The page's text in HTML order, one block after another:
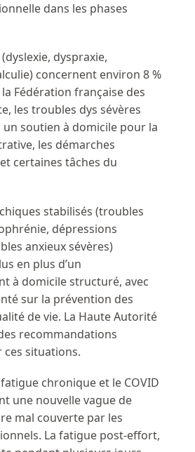
dans les phases
dyspraxie,
concernent environ 8 %
Fédération française des
les troubles dys sévères
soutien à domicile pour la
les démarches
certaines tâches du
stabilisés (troubles
dépressions
anxieux sévères)
en plus d’un
à domicile structuré, avec
sur la prévention des
de vie. La Haute Autorité
recommandations
situations.
chronique et le COVID
une nouvelle vague de
mal couverte par les
La fatigue post-effort,